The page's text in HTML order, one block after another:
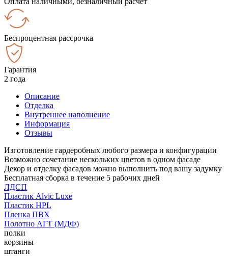
Беспроцентная рассрочка
Гарантия
2 года
Описание
Отделка
Внутреннее наполнение
Информация
Отзывы
Изготовление гардеробных любого размера и конфигурации
Возможно сочетание нескольких цветов в одном фасаде
Декор и отделку фасадов можно выполнить под вашу задумку
Бесплатная сборка в течение 5 рабочих дней
ЛДСП
Пластик Alvic Luxe
Пластик HPL
Пленка ПВХ
Полотно АГТ (МДФ)
полки
корзины
штанги